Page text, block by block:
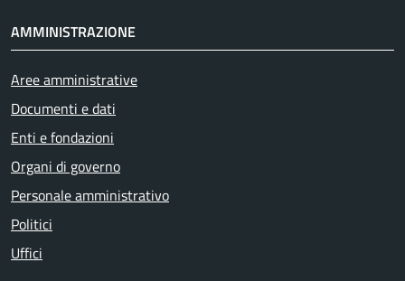
AMMINISTRAZIONE
Aree amministrative
Documenti e dati
Enti e fondazioni
Organi di governo
Personale amministrativo
Politici
Uffici